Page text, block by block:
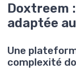
Doxtreem
adaptée
Une
complexité